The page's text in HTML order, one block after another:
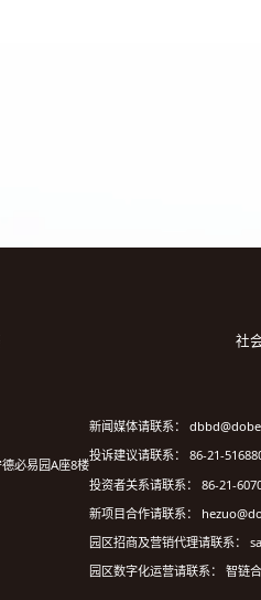
社
必易园A座8楼
新闻媒体请联系：
投诉建议请联系： 86-21-
投资者关系请联系： 86-21-
新项目合作请联系：
园区招商及营销代理请联系：
园区数字化运营请联系： 智链